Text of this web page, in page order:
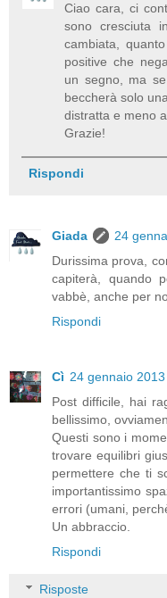
Ciao cara, ci
sono cresciuta
cambiata,
positive che
un segno, ma
beccherà solo
distratta e meno
Grazie!
Rispondi
Giada
24
Durissima prova,
capiterà, quando
vabbè, anche per
Rispondi
Cì 24 gennaio
Post difficile, hai
bellissimo,
Questi sono i
trovare equilibri
permettere che ti
importantissimo
errori (umani,
Un abbraccio.
Rispondi
Risposte